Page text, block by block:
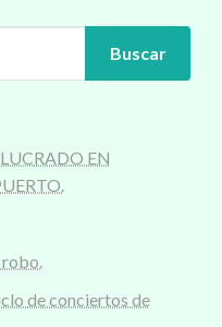
Buscar
EN
de conciertos de